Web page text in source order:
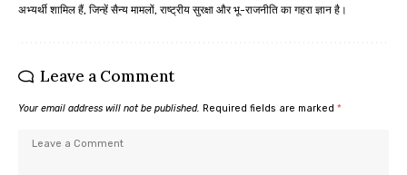
अभ्यर्थी शामिल हैं, जिन्हें सैन्य मामलों, राष्ट्रीय सुरक्षा और भू-राजनीति का गहरा ज्ञान है।
Leave a Comment
Your email address will not be published. Required fields are marked *